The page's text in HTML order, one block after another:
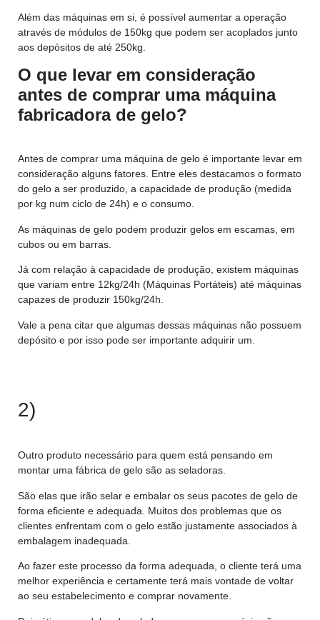
Além das máquinas em si, é possível aumentar a operação
através de módulos de 150kg que podem ser acoplados junto
aos depósitos de até 250kg.
O que levar em consideração
antes de comprar uma máquina
fabricadora de gelo?
Antes de comprar uma máquina de gelo é importante levar em
consideração alguns fatores. Entre eles destacamos o formato
do gelo a ser produzido, a capacidade de produção (medida
por kg num ciclo de 24h) e o consumo.
As máquinas de gelo podem produzir gelos em escamas, em
cubos ou em barras.
Já com relação à capacidade de produção, existem máquinas
que variam entre 12kg/24h (Máquinas Portáteis) até máquinas
capazes de produzir 150kg/24h.
Vale a pena citar que algumas dessas máquinas não possuem
depósito e por isso pode ser importante adquirir um.
2)
Outro produto necessário para quem está pensando em
montar uma fábrica de gelo são as seladoras.
São elas que irão selar e embalar os seus pacotes de gelo de
forma eficiente e adequada. Muitos dos problemas que os
clientes enfrentam com o gelo estão justamente associados à
embalagem inadequada.
Ao fazer este processo da forma adequada, o cliente terá uma
melhor experiência e certamente terá mais vontade de voltar
ao seu estabelecimento e comprar novamente.